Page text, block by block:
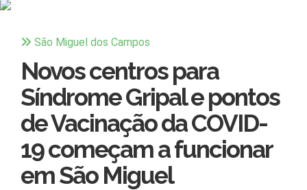
São Miguel dos Campos
Novos centros para
Síndrome Gripal e pontos
de Vacinação da COVID-
19 começam a funcionar
em São Miguel